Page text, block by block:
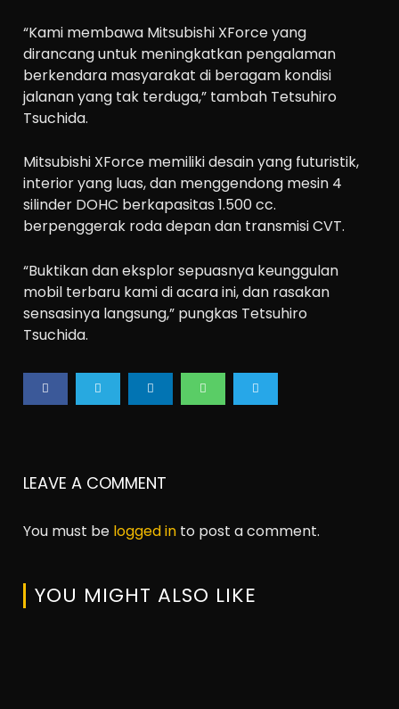
“Kami membawa Mitsubishi XForce yang
dirancang untuk meningkatkan pengalaman
berkendara masyarakat di beragam kondisi
jalanan yang tak terduga,” tambah Tetsuhiro
Tsuchida.
Mitsubishi XForce memiliki desain yang futuristik,
interior yang luas, dan menggendong mesin 4
silinder DOHC berkapasitas 1.500 cc.
berpenggerak roda depan dan transmisi CVT.
“Buktikan dan eksplor sepuasnya keunggulan
mobil terbaru kami di acara ini, dan rasakan
sensasinya langsung,” pungkas Tetsuhiro
Tsuchida.
LEAVE A COMMENT
You must be logged in to post a comment.
YOU MIGHT ALSO LIKE